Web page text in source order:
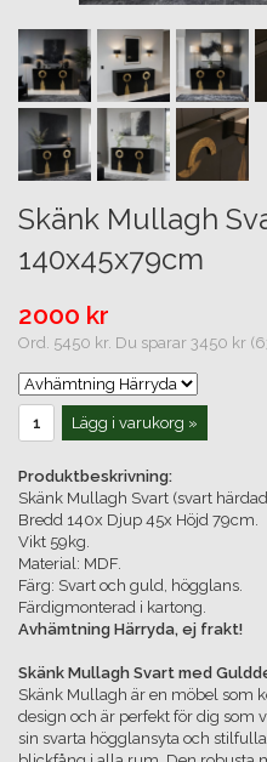
Skänk Mullagh
140x45x79cm
2000 kr
Ord. 5450 kr. Du sparar 3450 kr
Lägg i varukorg »
Produktbeskrivning:
Skänk Mullagh Svart (svart
Bredd 140x Djup 45x Höjd 79cm.
Vikt 59kg.
Material: MDF.
Färg: Svart och guld, högglans.
Färdigmonterad i kartong.
Avhämtning Härryda, ej frakt!
Skänk Mullagh Svart med
Skänk Mullagh är en möbel som
design och är perfekt för dig som
sin svarta högglansyta och